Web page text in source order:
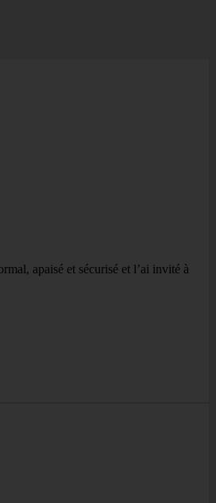
apaisé et sécurisé et l’ai invité à